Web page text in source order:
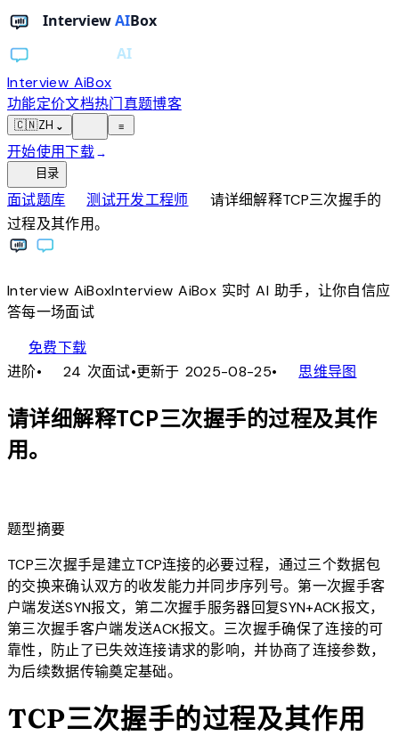
Interview AiBox
功能定价文档热门真题博客
🇨🇳ZH ⌄ ≡
开始使用下载→
目录
面试题库chevron_right测试开发工程师chevron_right
请详细解释TCP三次握手的
过程及其作用。
Interview AiBoxInterviewAiBox实时 AI 助手，让你自信应
答每一场面试
免费下载
进阶• 24 次面试•更新于 2025-08-25• account_tree思维导图
请详细解释TCP三次握手的过程及其作
用。
题型摘要
TCP三次握手是建立TCP连接的必要过程，通过三个数据包
的交换来确认双方的收发能力并同步序列号。第一次握手客
户端发送SYN报文，第二次握手服务器回复SYN+ACK报文，
第三次握手客户端发送ACK报文。三次握手确保了连接的可
靠性，防止了已失效连接请求的影响，并协商了连接参数，
为后续数据传输奠定基础。
TCP三次握手的过程及其作用